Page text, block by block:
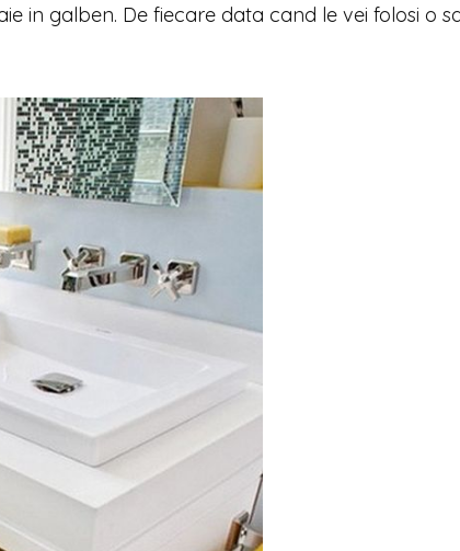
in galben. De fiecare data cand le vei folosi o